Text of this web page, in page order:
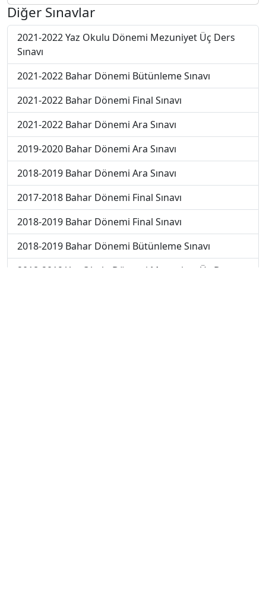
Diğer Sınavlar
2021-2022 Yaz Okulu Dönemi Mezuniyet Üç Ders
Sınavı
2021-2022 Bahar Dönemi Bütünleme Sınavı
2021-2022 Bahar Dönemi Final Sınavı
2021-2022 Bahar Dönemi Ara Sınavı
2019-2020 Bahar Dönemi Ara Sınavı
2018-2019 Bahar Dönemi Ara Sınavı
2017-2018 Bahar Dönemi Final Sınavı
2018-2019 Bahar Dönemi Final Sınavı
2018-2019 Bahar Dönemi Bütünleme Sınavı
2018-2019 Yaz Okulu Dönemi Mezuniyet Üç Ders